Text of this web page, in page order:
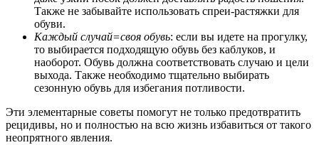
Также не забывайте использовать спреи-растяжки для
обуви.
Каждый случай=своя обувь: если вы идете на прогулку,
то выбирается подходящую обувь без каблуков, и
наоборот. Обувь должна соответствовать случаю и цели
выхода. Также необходимо тщательно выбирать
сезонную обувь для избегания потливости.
Эти элементарные советы помогут не только предотвратить
рецидивы, но и полностью на всю жизнь избавиться от такого
неопрятного явления.